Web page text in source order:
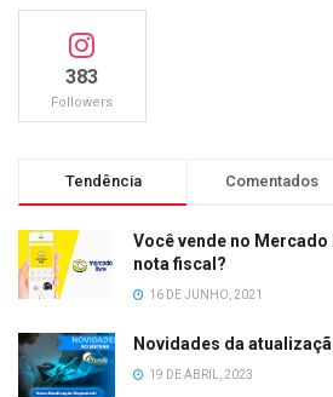
383
Followers
Tendência Comentados
Você vende no
nota fiscal?
16 DE JUNHO, 2021
Novidades da
19 DE ABRIL, 2023